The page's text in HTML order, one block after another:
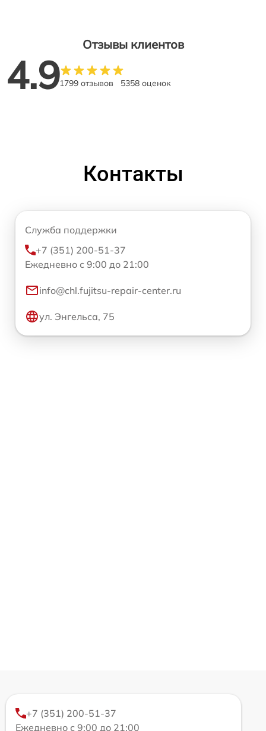
Отзывы клиентов
4.91799 отзывов 5358 оценок
Контакты
Служба поддержки
+7 (351) 200-51-37
Ежедневно с 9:00 до 21:00
info@chl.fujitsu-repair-center.ru
ул. Энгельса, 75
+7 (351) 200-51-37
Ежедневно с 9:00 до 21:00